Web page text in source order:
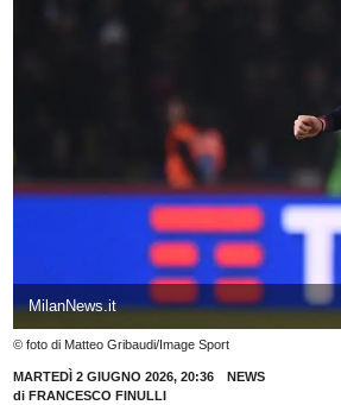
MilanNews.it
© foto di Matteo Gribaudi/Image Sport
MARTEDÌ 2 GIUGNO 2026, 20:36
NEWS
di FRANCESCO FINULLI